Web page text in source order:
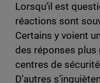
Lorsqu’il est
réactions sont
Certains y voient
des réponses plus
centres de
D’autres